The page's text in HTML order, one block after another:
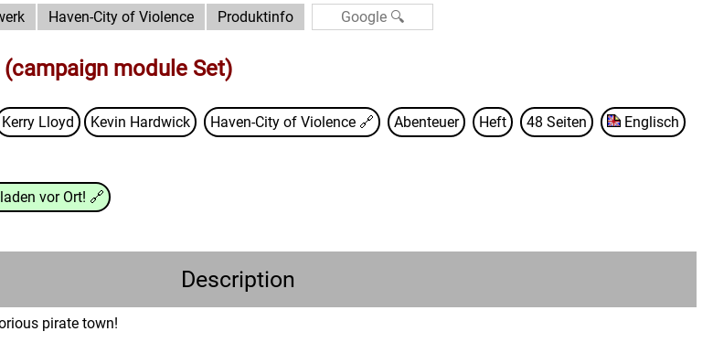
Haven-City of Violence Produktinfo
module Set)
Kerry Lloyd Kevin Hardwick Haven-City of Violence 🔗 Abenteuer Heft 48 Seiten Englisch
vor Ort! 🔗
Description
pirate town!